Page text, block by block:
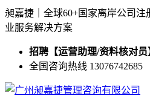
昶嘉捷｜全球60+国家离岸公司
业服务解决方案
招聘【运营助理/资料核对员
全国咨询热线 13076742685